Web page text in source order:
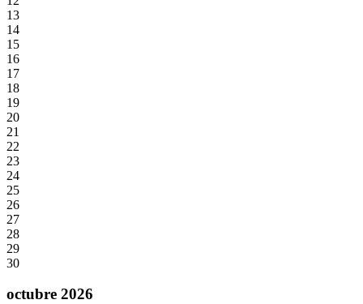
13
14
15
16
17
18
19
20
21
22
23
24
25
26
27
28
29
30
octubre 2026